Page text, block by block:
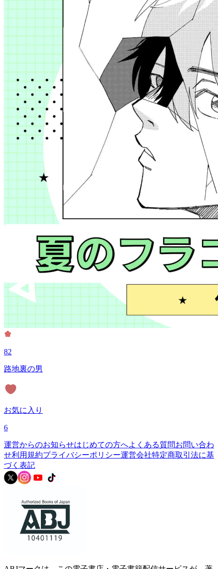
82
路地裏の男
お気に入り
6
運営からのお知らせはじめての方へよくある質問お問い合わ
せ利用規約プライバシーポリシー運営会社特定商取引法に基
づく表記